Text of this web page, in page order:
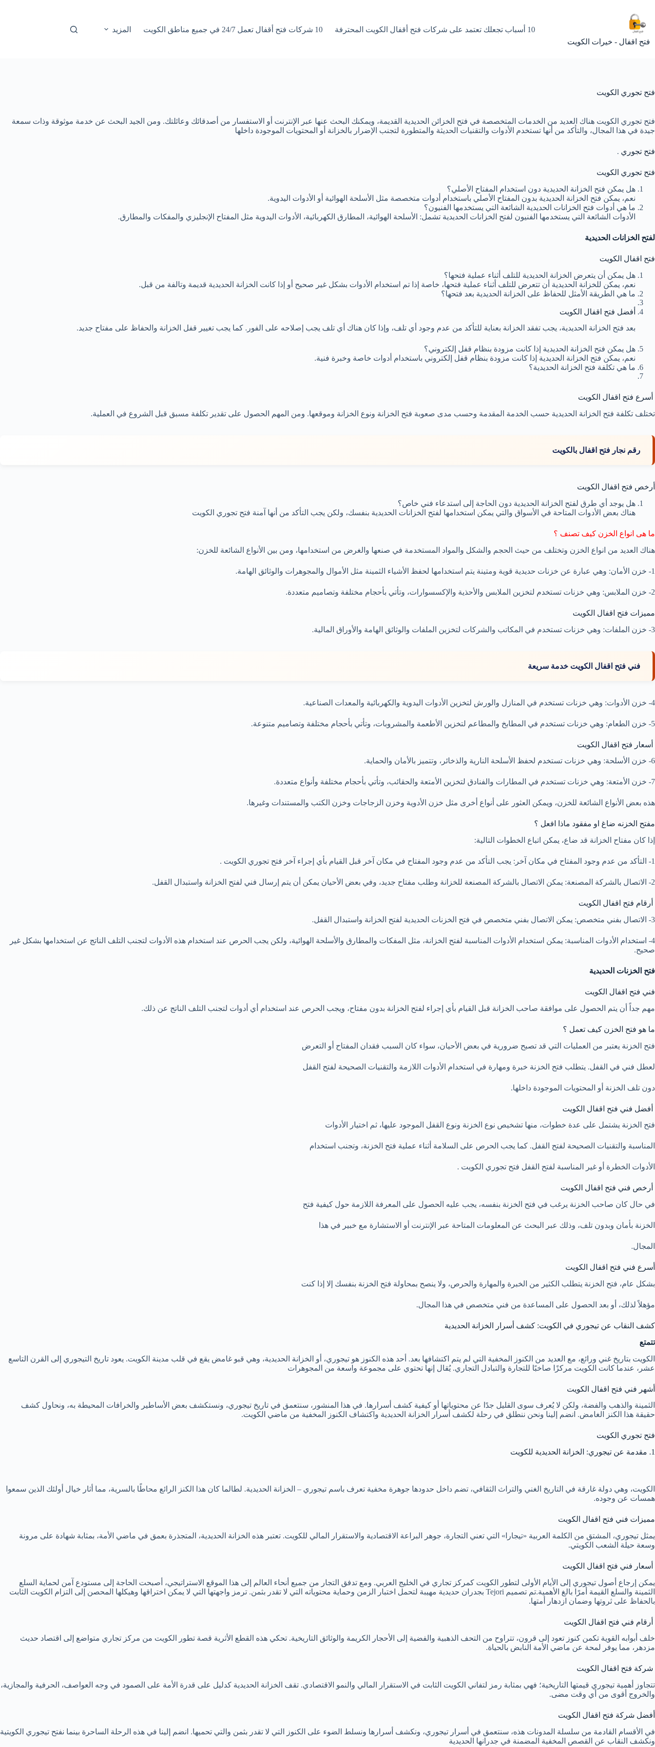
المحتوى
فتح اقفال - خيرات الكويت
10 أسباب تجعلك تعتمد على شركات فتح أقفال الكويت المحترفة 10 شركات فتح أقفال تعمل 24/7 في جميع مناطق الكويت المزيد
فتح تجوري الكويت
فتح تجوري الكويت هناك العديد من الخدمات المتخصصة في فتح الخزائن الحديدية القديمة، ويمكنك البحث عنها عبر الإنترنت أو الاستفسار من أصدقائك وعائلتك. ومن الجيد البحث عن خدمة موثوقة وذات سمعة
جيدة في هذا المجال، والتأكد من أنها تستخدم الأدوات والتقنيات الحديثة والمتطورة لتجنب الإضرار بالخزانة أو المحتويات الموجودة داخلها
فتح تجوري .
فتح تجوري الكويت
هل يمكن فتح الخزانة الحديدية دون استخدام المفتاح الأصلي؟
نعم، يمكن فتح الخزانة الحديدية بدون المفتاح الأصلي باستخدام أدوات متخصصة مثل الأسلحة الهوائية أو الأدوات اليدوية.
ما هي أدوات فتح الخزانات الحديدية الشائعة التي يستخدمها الفنيون؟
الأدوات الشائعة التي يستخدمها الفنيون لفتح الخزانات الحديدية تشمل: الأسلحة الهوائية، المطارق الكهربائية، الأدوات اليدوية مثل المفتاح الإنجليزي والمفكات والمطارق.
لفتح الخزانات الحديدية
فتح اقفال الكويت
هل يمكن أن يتعرض الخزانة الحديدية للتلف أثناء عملية فتحها؟
نعم، يمكن للخزانة الحديدية أن تتعرض للتلف أثناء عملية فتحها، خاصة إذا تم استخدام الأدوات بشكل غير صحيح أو إذا كانت الخزانة الحديدية قديمة وتالفة من قبل.
ما هي الطريقة الأمثل للحفاظ على الخزانة الحديدية بعد فتحها؟
أفضل فتح اقفال الكويت
بعد فتح الخزانة الحديدية، يجب تفقد الخزانة بعناية للتأكد من عدم وجود أي تلف، وإذا كان هناك أي تلف يجب إصلاحه على الفور. كما يجب تغيير قفل الخزانة والحفاظ على مفتاح جديد.
هل يمكن فتح الخزانة الحديدية إذا كانت مزودة بنظام قفل إلكتروني؟
نعم، يمكن فتح الخزانة الحديدية إذا كانت مزودة بنظام قفل إلكتروني باستخدام أدوات خاصة وخبرة فنية.
ما هي تكلفة فتح الخزانة الحديدية؟
أسرع فتح اقفال الكويت
تختلف تكلفة فتح الخزانة الحديدية حسب الخدمة المقدمة وحسب مدى صعوبة فتح الخزانة ونوع الخزانة وموقعها. ومن المهم الحصول على تقدير تكلفة مسبق قبل الشروع في العملية.
رقم نجار فتح اقفال بالكويت
أرخص فتح اقفال الكويت
هل يوجد أي طرق لفتح الخزانة الحديدية دون الحاجة إلى استدعاء فني خاص؟
هناك بعض الأدوات المتاحة في الأسواق والتي يمكن استخدامها لفتح الخزانات الحديدية بنفسك، ولكن يجب التأكد من أنها آمنة فتح تجوري الكويت
ما هى انواع الخزن كيف تصنف ؟
هناك العديد من انواع الخزن وتختلف من حيث الحجم والشكل والمواد المستخدمة في صنعها والغرض من استخدامها، ومن بين الأنواع الشائعة للخزن:
1- خزن الأمان: وهي عبارة عن خزنات حديدية قوية ومتينة يتم استخدامها لحفظ الأشياء الثمينة مثل الأموال والمجوهرات والوثائق الهامة.
2- خزن الملابس: وهي خزنات تستخدم لتخزين الملابس والأحذية والإكسسوارات، وتأتي بأحجام مختلفة وتصاميم متعددة.
مميزات فتح اقفال الكويت
3- خزن الملفات: وهي خزنات تستخدم في المكاتب والشركات لتخزين الملفات والوثائق الهامة والأوراق المالية.
فني فتح اقفال الكويت خدمة سريعة
4- خزن الأدوات: وهي خزنات تستخدم في المنازل والورش لتخزين الأدوات اليدوية والكهربائية والمعدات الصناعية.
5- خزن الطعام: وهي خزنات تستخدم في المطابخ والمطاعم لتخزين الأطعمة والمشروبات، وتأتي بأحجام مختلفة وتصاميم متنوعة.
أسعار فتح اقفال الكويت
6- خزن الأسلحة: وهي خزنات تستخدم لحفظ الأسلحة النارية والذخائر، وتتميز بالأمان والحماية.
7- خزن الأمتعة: وهي خزنات تستخدم في المطارات والفنادق لتخزين الأمتعة والحقائب، وتأتي بأحجام مختلفة وأنواع متعددة.
هذه بعض الأنواع الشائعة للخزن، ويمكن العثور على أنواع أخرى مثل خزن الأدوية وخزن الزجاجات وخزن الكتب والمستندات وغيرها.
مفتح الخزنه ضاغ او مفقود ماذا افعل ؟
إذا كان مفتاح الخزانة قد ضاع، يمكن اتباع الخطوات التالية:
1- التأكد من عدم وجود المفتاح في مكان آخر: يجب التأكد من عدم وجود المفتاح في مكان آخر قبل القيام بأي إجراء آخر فتح تجوري الكويت .
2- الاتصال بالشركة المصنعة: يمكن الاتصال بالشركة المصنعة للخزانة وطلب مفتاح جديد، وفي بعض الأحيان يمكن أن يتم إرسال فني لفتح الخزانة واستبدال القفل.
أرقام فتح اقفال الكويت
3- الاتصال بفني متخصص: يمكن الاتصال بفني متخصص في فتح الخزنات الحديدية لفتح الخزانة واستبدال القفل.
4- استخدام الأدوات المناسبة: يمكن استخدام الأدوات المناسبة لفتح الخزانة، مثل المفكات والمطارق والأسلحة الهوائية، ولكن يجب الحرص عند استخدام هذه الأدوات لتجنب التلف الناتج عن استخدامها بشكل غير
صحيح.
فتح الخزنات الحديدية
فني فتح اقفال الكويت
مهم جداً أن يتم الحصول على موافقة صاحب الخزانة قبل القيام بأي إجراء لفتح الخزانة بدون مفتاح، ويجب الحرص عند استخدام أي أدوات لتجنب التلف الناتج عن ذلك.
ما هو فتح الخزن كيف تعمل ؟
فتح الخزنة يعتبر من العمليات التي قد تصبح ضرورية في بعض الأحيان، سواء كان السبب فقدان المفتاح أو التعرض
لعطل فني في القفل. يتطلب فتح الخزنة خبرة ومهارة في استخدام الأدوات اللازمة والتقنيات الصحيحة لفتح القفل
دون تلف الخزنة أو المحتويات الموجودة داخلها.
أفضل فني فتح اقفال الكويت
فتح الخزنة يشتمل على عدة خطوات، منها تشخيص نوع الخزنة ونوع القفل الموجود عليها، ثم اختيار الأدوات
المناسبة والتقنيات الصحيحة لفتح القفل. كما يجب الحرص على السلامة أثناء عملية فتح الخزنة، وتجنب استخدام
الأدوات الخطرة أو غير المناسبة لفتح القفل فتح تجوري الكويت .
أرخص فني فتح اقفال الكويت
في حال كان صاحب الخزنة يرغب في فتح الخزنة بنفسه، يجب عليه الحصول على المعرفة اللازمة حول كيفية فتح
الخزنة بأمان وبدون تلف، وذلك عبر البحث عن المعلومات المتاحة عبر الإنترنت أو الاستشارة مع خبير في هذا
المجال.
أسرع فني فتح اقفال الكويت
بشكل عام، فتح الخزنة يتطلب الكثير من الخبرة والمهارة والحرص، ولا ينصح بمحاولة فتح الخزنة بنفسك إلا إذا كنت
مؤهلاً لذلك، أو بعد الحصول على المساعدة من فني متخصص في هذا المجال.
كشف النقاب عن تيجوري في الكويت: كشف أسرار الخزانة الحديدية
تتمتع
الكويت بتاريخ غني ورائع، مع العديد من الكنوز المخفية التي لم يتم اكتشافها بعد. أحد هذه الكنوز هو تيجوري، أو الخزانة الحديدية، وهي قبو غامض يقع في قلب مدينة الكويت. يعود تاريخ التيجوري إلى القرن التاسع
عشر، عندما كانت الكويت مركزًا صاخبًا للتجارة والتبادل التجاري. يُقال إنها تحتوي على مجموعة واسعة من المجوهرات
أشهر فني فتح اقفال الكويت
الثمينة والذهب والفضة، ولكن لا يُعرف سوى القليل جدًا عن محتوياتها أو كيفية كشف أسرارها. في هذا المنشور، سنتعمق في تاريخ تيجوري، ونستكشف بعض الأساطير والخرافات المحيطة به، ونحاول كشف
حقيقة هذا الكنز الغامض. انضم إلينا ونحن ننطلق في رحلة لكشف أسرار الخزانة الحديدية واكتشاف الكنوز المخفية من ماضي الكويت.
فتح تجوري الكويت
1. مقدمة عن تيجوري: الخزانة الحديدية للكويت
الكويت، وهي دولة غارقة في التاريخ الغني والتراث الثقافي، تضم داخل حدودها جوهرة مخفية تعرف باسم تيجوري – الخزانة الحديدية. لطالما كان هذا الكنز الرائع محاطًا بالسرية، مما أثار خيال أولئك الذين سمعوا
همسات عن وجوده.
مميزات فني فتح اقفال الكويت
يمثل تيجوري، المشتق من الكلمة العربية «تيجارا» التي تعني التجارة، جوهر البراعة الاقتصادية والاستقرار المالي للكويت. تعتبر هذه الخزانة الحديدية، المتجذرة بعمق في ماضي الأمة، بمثابة شهادة على مرونة
وسعة حيلة الشعب الكويتي.
أسعار فني فتح اقفال الكويت
يمكن إرجاع أصول تيجوري إلى الأيام الأولى لتطور الكويت كمركز تجاري في الخليج العربي. ومع تدفق التجار من جميع أنحاء العالم إلى هذا الموقع الاستراتيجي، أصبحت الحاجة إلى مستودع آمن لحماية السلع
الثمينة والسلع القيمة أمرًا بالغ الأهمية.تم تصميم Tejori بجدران حديدية مهيبة لتحمل اختبار الزمن وحماية محتوياته التي لا تقدر بثمن. ترمز واجهتها التي لا يمكن اختراقها وهيكلها المحصن إلى التزام الكويت الثابت
بالحفاظ على ثروتها وضمان ازدهار أمتها.
أرقام فني فتح اقفال الكويت
خلف أبوابه القوية تكمن كنوز تعود إلى قرون، تتراوح من التحف الذهبية والفضية إلى الأحجار الكريمة والوثائق التاريخية. تحكي هذه القطع الأثرية قصة تطور الكويت من مركز تجاري متواضع إلى اقتصاد حديث
مزدهر، مما يوفر لمحة عن ماضي الأمة النابض بالحياة.
شركة فتح اقفال الكويت
تتجاوز أهمية تيجوري قيمتها التاريخية؛ فهي بمثابة رمز لتفاني الكويت الثابت في الاستقرار المالي والنمو الاقتصادي. تقف الخزانة الحديدية كدليل على قدرة الأمة على الصمود في وجه العواصف، الحرفية والمجازية،
والخروج أقوى من أي وقت مضى.
أفضل شركة فتح اقفال الكويت
في الأقسام القادمة من سلسلة المدونات هذه، سنتعمق في أسرار تيجوري، ونكشف أسرارها ونسلط الضوء على الكنوز التي لا تقدر بثمن والتي تحميها. انضم إلينا في هذه الرحلة الساحرة بينما نفتح تيجوري الكويتية
ونكشف النقاب عن القصص المخفية المضمنة في جدرانها الحديدية